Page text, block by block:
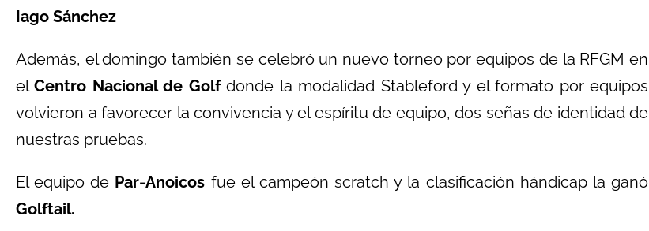
Iago Sánchez
Además, el domingo también se celebró un nuevo torneo por equipos de la RFGM en
elCentro Nacional de Golfdonde la modalidad Stableford y el formato por equipos
volvieron a favorecer la convivencia y el espíritu de equipo, dos señas de identidad de
nuestras pruebas.
El equipo de Par-Anoicos fue el campeón scratch y la clasificación hándicap la ganó
Golftail.